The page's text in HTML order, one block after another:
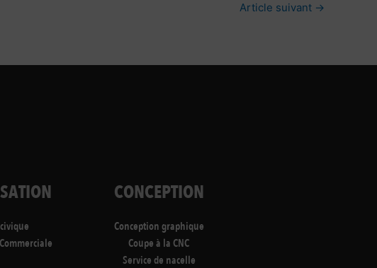
Article suivant →
CONCEPTION
Conception graphique
Coupe à la CNC
Service de nacelle